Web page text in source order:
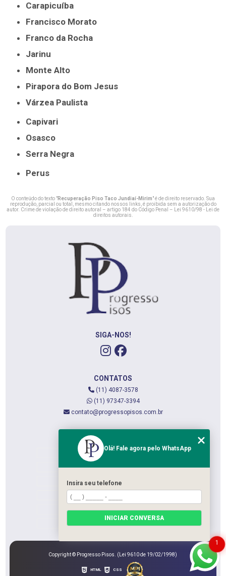
Carapicuíba
Francisco Morato
Franco da Rocha
Jarinu
Monte Alto
Pirapora do Bom Jesus
Várzea Paulista
Capivari
Osasco
Serra Negra
Perus
O conteúdo do texto "Recuperação Piso Taco Jundiaí-Mirim" é de direito reservado. Sua
reprodução, parcial ou total, mesmo citando nossos links, é proibida sem a autorização do
autor. Crime de violação de direito autoral – artigo 184 do Código Penal –
Lei 9610/98 - Lei de
direitos autorais
SIGA-NOS!
CONTATOS
(11) 4087-3578
(11) 97347-3394
contato@progressopisos.com.br
QUEM SOMOS
SERVIÇOS
CATEGORIAS
Copyright © Progresso Pisos. (Lei 9610 de 19/02/1998)
HTML CSS
1
Olá! Fale agora pelo WhatsApp
Insira seu telefone
INICIAR CONVERSA